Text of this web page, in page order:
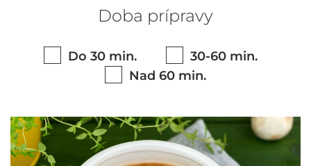
Doba prípravy
Do 30 min.
30-60 min.
Nad 60 min.